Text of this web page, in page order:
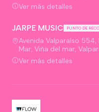
Ver más detalles
JARPE MUSIC PUNTO DE
Avenida Valparaíso 554,
Mar, Viña del mar,
Ver más detalles